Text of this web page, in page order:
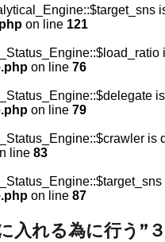
on line 121
on line 76
on line 79
is
line 83
on line 87
入れる為に行う”